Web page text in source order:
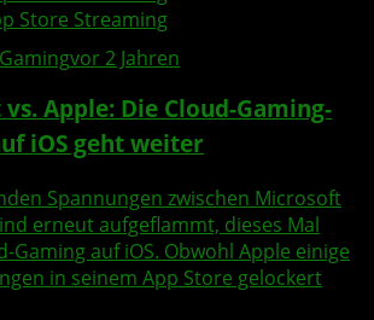
vor 2 Jahren
Apple: Die Cloud-Gaming-
iOS geht weiter
Spannungen zwischen Microsoft
erneut aufgeflammt, dieses Mal
Gaming auf iOS. Obwohl Apple einige
in seinem App Store gelockert